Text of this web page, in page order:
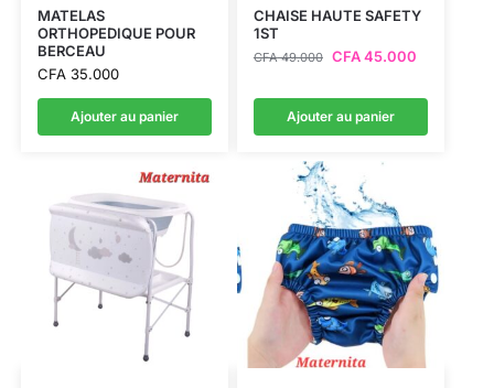
MATELAS
ORTHOPEDIQUE POUR
BERCEAU
CFA35.000
Ajouter au panier
CHAISE HAUTE SAFETY
1ST
CFA49.000 CFA45.000
Ajouter au panier